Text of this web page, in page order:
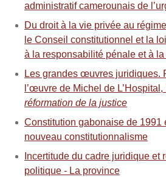
administratif camerounais de
Du droit à la vie privée au
le Conseil constitutionnel et la
à la responsabilité pénale et à
Les grandes œuvres juridiques.
l’œuvre de Michel de L’Hospital,
réformation de la justice
Constitution gabonaise de 1991
nouveau constitutionnalisme
Incertitude du cadre juridique et
politique - La province